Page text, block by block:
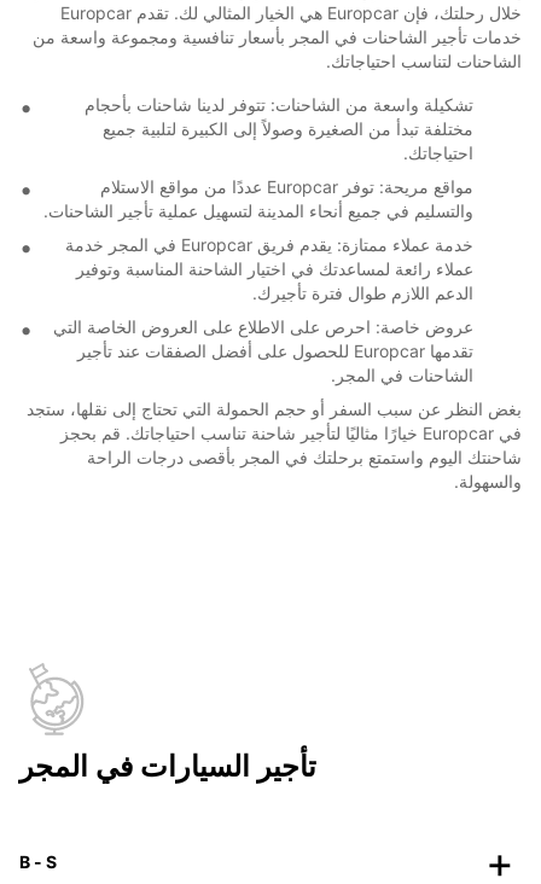
خلال رحلتك، فإن Europcar هي الخيار المثالي لك. تقدم Europcar
خدمات تأجير الشاحنات في المجر بأسعار تنافسية ومجموعة واسعة من
الشاحنات لتناسب احتياجاتك.
تشكيلة واسعة من الشاحنات: تتوفر لدينا شاحنات بأحجام
مختلفة تبدأ من الصغيرة وصولاً إلى الكبيرة لتلبية جميع
احتياجاتك.
مواقع مريحة: توفر Europcar عددًا من مواقع الاستلام
والتسليم في جميع أنحاء المدينة لتسهيل عملية تأجير الشاحنات.
خدمة عملاء ممتازة: يقدم فريق Europcar في المجر خدمة
عملاء رائعة لمساعدتك في اختيار الشاحنة المناسبة وتوفير
الدعم اللازم طوال فترة تأجيرك.
عروض خاصة: احرص على الاطلاع على العروض الخاصة التي
تقدمها Europcar للحصول على أفضل الصفقات عند تأجير
الشاحنات في المجر.
بغض النظر عن سبب السفر أو حجم الحمولة التي تحتاج إلى نقلها، ستجد
في Europcar خيارًا مثاليًا لتأجير شاحنة تناسب احتياجاتك. قم بحجز
شاحنتك اليوم واستمتع برحلتك في المجر بأقصى درجات الراحة
والسهولة.
تأجير السيارات في المجر
B - S